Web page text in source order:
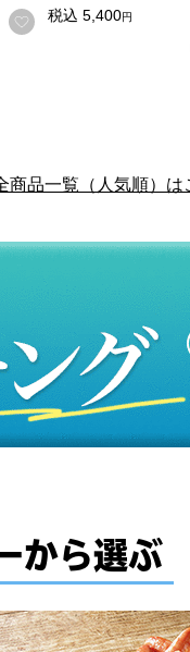
る お気に入りに登録す
税込 5,400円
商品一覧（人気順）は
から選ぶ